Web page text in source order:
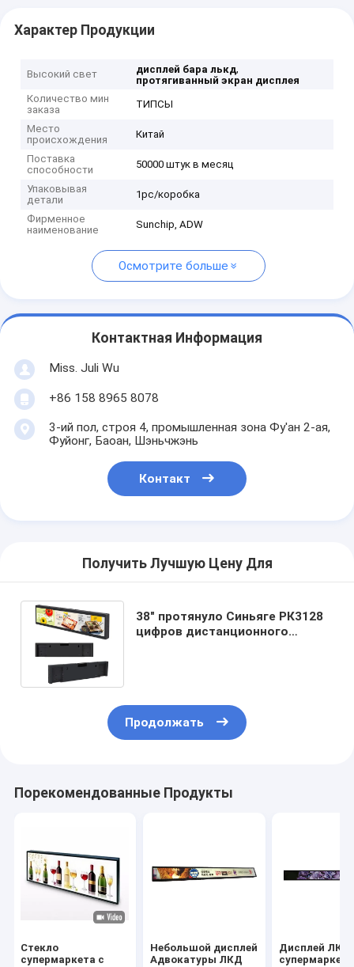
Характер Продукции
Высокий свет дисплей бара лькд,
протягиванный экран дисплея
Количество мин
заказа
ТИПСЫ
Место
происхождения
Китай
Поставка
способности
50000 штук в месяц
Упаковывая
детали
1pc/коробка
Фирменное
наименование
Sunchip, ADW
Осмотрите больше
Контактная Информация
Miss. Juli Wu
+86 158 8965 8078
3-ий пол, строя 4, промышленная зона Фу'ан 2-ая,
Фуйонг, Баоан, Шэньчжэнь
Контакт
Получить Лучшую Цену Для
38" протянуло Синьяге РК3128
цифров дистанционного
Продолжать
Порекомендованные Продукты
Стекло
супермаркета с
Небольшой дисплей
Адвокатуры ЛКД
Дисплей ЛКД
супермаркета